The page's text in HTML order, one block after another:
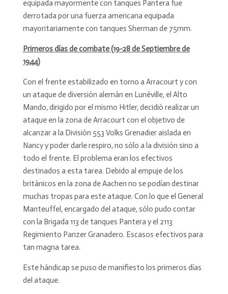
equipada mayormente con tanques Pantera fue
derrotada por una fuerza americana equipada
mayoritariamente con tanques Sherman de 75mm.
Primeros días de combate (19-28 de Septiembre de
1944)
Con el frente estabilizado en torno a Arracourt y con
un ataque de diversión alemán en Lunéville, el Alto
Mando, dirigido por el mismo Hitler, decidió realizar un
ataque en la zona de Arracourt con el objetivo de
alcanzar a la División 553 Volks Grenadier aislada en
Nancy y poder darle respiro, no sólo a la división sino a
todo el frente. El problema eran los efectivos
destinados a esta tarea. Debido al empuje de los
británicos en la zona de Aachen no se podían destinar
muchas tropas para este ataque. Con lo que el General
Manteuffel, encargado del ataque, sólo pudo contar
con la Brigada 113 de tanques Pantera y el 2113
Regimiento Panzer Granadero. Escasos efectivos para
tan magna tarea.
Este hándicap se puso de manifiesto los primeros días
del ataque.